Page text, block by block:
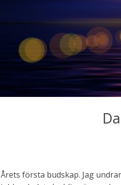
Årets första budskap. Jag